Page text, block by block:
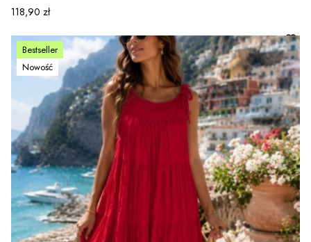
Cena
118,90 zł
Bestseller
Nowość